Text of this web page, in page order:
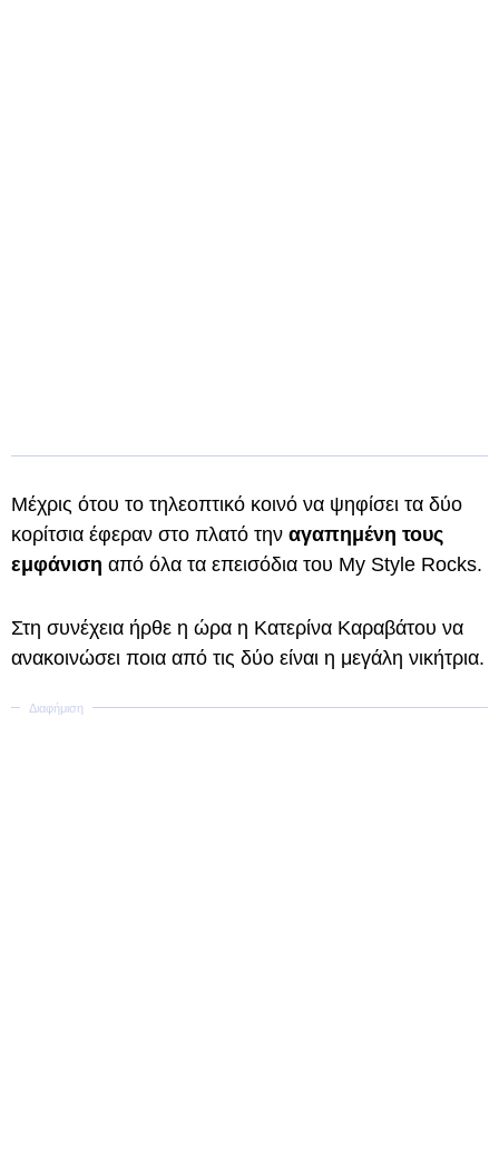
Μέχρις ότου το τηλεοπτικό κοινό να ψηφίσει τα δύο
κορίτσια έφεραν στο πλατό την αγαπημένη τους
εμφάνιση από όλα τα επεισόδια του My Style Rocks.
Στη συνέχεια ήρθε η ώρα η Κατερίνα Καραβάτου να
ανακοινώσει ποια από τις δύο είναι η μεγάλη νικήτρια.